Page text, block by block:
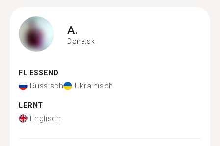
A.
Donetsk
FLIESSEND
Russisch Ukrainisch
LERNT
Englisch